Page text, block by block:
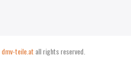
dmv-teile.at all rights reserved.